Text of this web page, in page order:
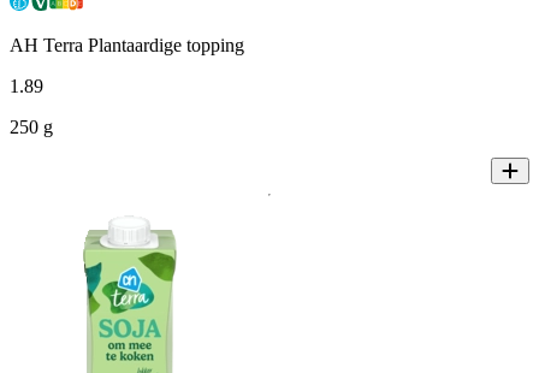
AH Terra Plantaardige topping
1.89
250 g